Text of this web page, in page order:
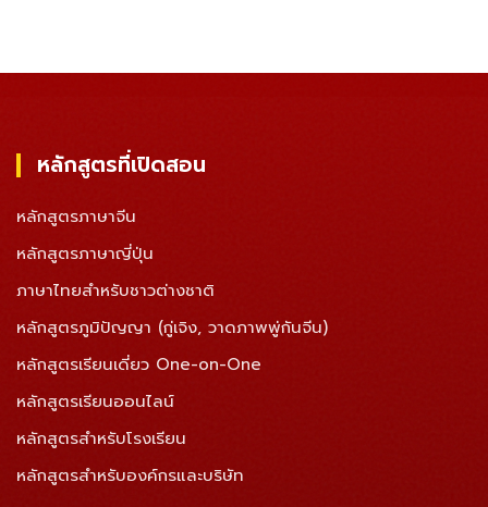
หลักสูตรที่เปิดสอน
หลักสูตรภาษาจีน
หลักสูตรภาษาญี่ปุ่น
ภาษาไทยสำหรับชาวต่างชาติ
หลักสูตรภูมิปัญญา (กู่เจิง, วาดภาพพู่กันจีน)
หลักสูตรเรียนเดี่ยว One-on-One
หลักสูตรเรียนออนไลน์
หลักสูตรสำหรับโรงเรียน
หลักสูตรสำหรับองค์กรและบริษัท